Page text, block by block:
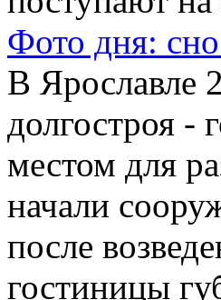
Фото дня:
В Ярославле
долгостроя -
местом для
начали
после
гостиницы